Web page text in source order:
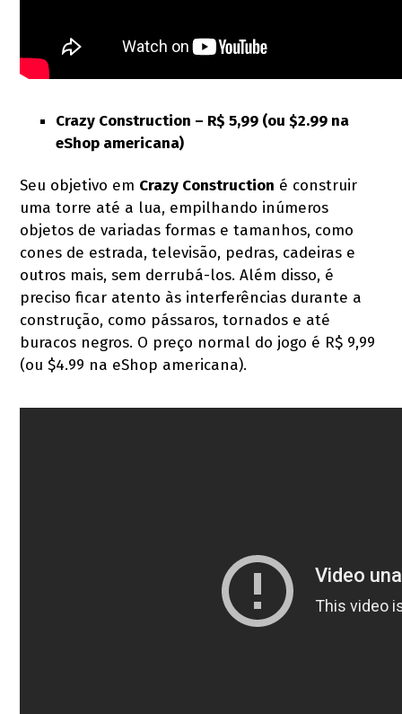
Crazy Construction – R$ 5,99 (ou $2.99 na
eShop americana)
Seu objetivo em Crazy Construction é construir
uma torre até a lua, empilhando inúmeros
objetos de variadas formas e tamanhos, como
cones de estrada, televisão, pedras, cadeiras e
outros mais, sem derrubá-los. Além disso, é
preciso ficar atento às interferências durante a
construção, como pássaros, tornados e até
buracos negros. O preço normal do jogo é R$ 9,99
(ou $4.99 na eShop americana).